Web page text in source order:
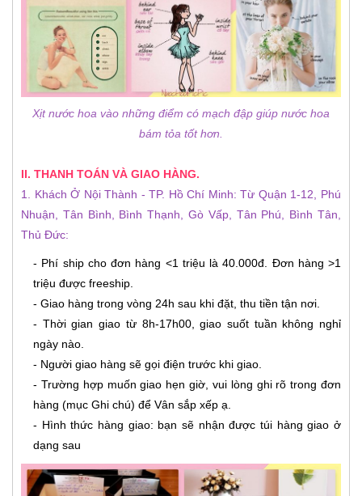
Xịt nước hoa vào những điểm có mạch đập giúp nước hoa
bám tỏa tốt hơn.
II. THANH TOÁN VÀ GIAO HÀNG.
1. Khách Ở Nội Thành - TP. Hồ Chí Minh: Từ Quận 1-12, Phú
Nhuận, Tân Bình, Bình Thạnh, Gò Vấp, Tân Phú, Bình Tân,
Thủ Đức:
- Phí ship cho đơn hàng <1 triệu là 40.000đ. Đơn hàng >1
triệu được freeship.
- Giao hàng trong vòng 24h sau khi đặt, thu tiền tận nơi.
- Thời gian giao từ 8h-17h00, giao suốt tuần không nghỉ
ngày nào.
- Người giao hàng sẽ gọi điện trước khi giao.
- Trường hợp muốn giao hẹn giờ, vui lòng ghi rõ trong đơn
hàng (mục Ghi chú) để Vân sắp xếp ạ.
- Hình thức hàng giao: bạn sẽ nhận được túi hàng giao ở
dạng sau